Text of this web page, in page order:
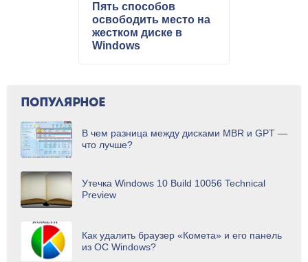
Пять способов
освободить место на
жестком диске в
Windows
ПОПУЛЯРНОЕ
В чем разница между дисками MBR и GPT —
что лучше?
Утечка Windows 10 Build 10056 Technical
Preview
Как удалить браузер «Комета» и его панель
из ОС Windows?